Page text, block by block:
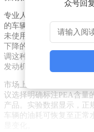
专业人士指出四种典型适
的车辆，因油品清净剂不
未使用添加剂的老车；出
下降的车辆；以及临时需
调这种应急方案不应成为
发动机。
市场上的产品质量差异显
议选择明确标注PEA含量
产品。实验数据显示，正
车辆的油耗可恢复至正常
众号回